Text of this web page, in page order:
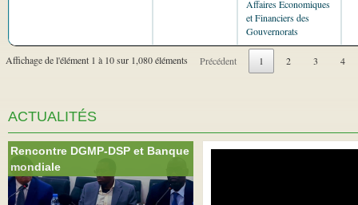
Affaires Economiques
et Financiers des
Gouvernorats
Affichage de l'élément 1 à 10 sur 1,080 éléments Précédent 1 2 3 4
ACTUALITÉS
Rencontre DGMP-DSP et Banque
mondiale